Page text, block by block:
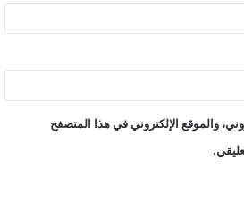
والموقع الإلكتروني في هذا المتصفح